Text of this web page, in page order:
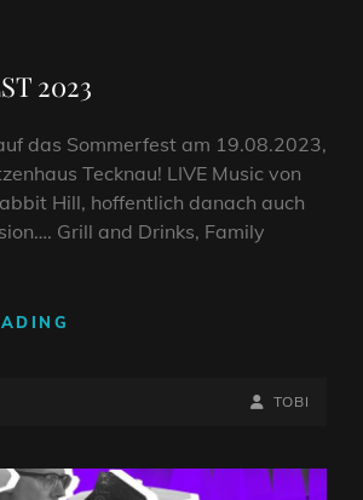
2023
das Sommerfest am 19.08.2023,
Tecknau! LIVE Music von
Hill, hoffentlich danach auch
Grill and Drinks, Family
BY
BYLINE
TOBI